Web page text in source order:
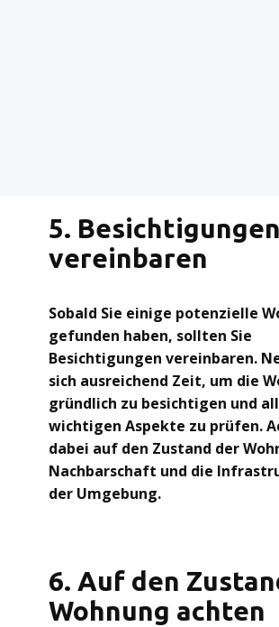
5. Besichtigungen
vereinbaren
Sobald Sie einige potenzielle
gefunden haben, sollten Sie
Besichtigungen vereinbaren.
sich ausreichend Zeit, um die
gründlich zu besichtigen und
wichtigen Aspekte zu prüfen.
dabei auf den Zustand der
Nachbarschaft und die
der Umgebung.
6. Auf den
Wohnung achten